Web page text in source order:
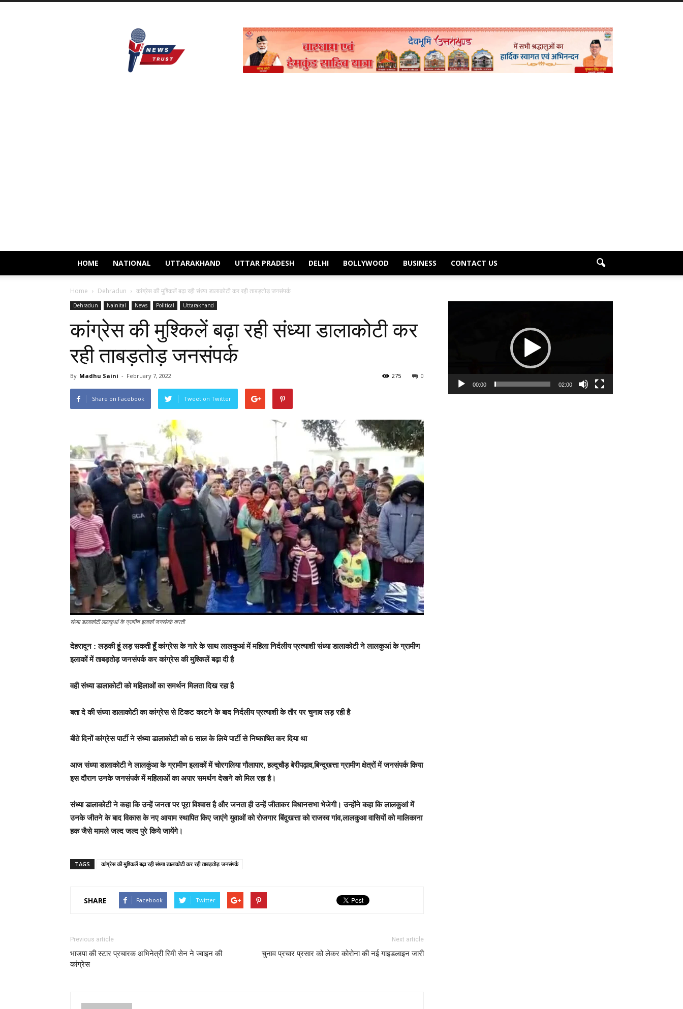
Newstrust.live
HOME NATIONAL UTTARAKHAND UTTAR PRADESH DELHI BOLLYWOOD BUSINESS CONTACT US
Home Dehradun कांग्रेस की मुश्किलें बढ़ा रही संध्या डालाकोटी कर रही ताबड़तोड़ जनसंपर्क
Dehradun Nainital News Political Uttarakhand
कांग्रेस की मुश्किलें बढ़ा रही संध्या डालाकोटी कर
रही ताबड़तोड़ जनसंपर्क
By Madhu Saini - February 7, 2022 0
275
Share on Facebook Tweet on Twitter
संध्या डालाकोटी लालकुआं के ग्रामीण इलाकों जनसंपर्क करती
देहरादून : लड़की हूं लड़ सकती हूँ कांग्रेस के नारे के साथ लालकुआं में महिला निर्दलीय प्रत्याशी संध्या डालाकोटी ने लालकुआं के ग्रामीण
इलाकों में ताबड़तोड़ जनसंपर्क कर कांग्रेस की मुश्किलें बढ़ा दी है
वही संध्या डालाकोटी को महिलाओं का समर्थन मिलता दिख रहा है
बता दे की संध्या डालाकोटी का कांग्रेस से टिकट काटने के बाद निर्दलीय प्रत्याशी के तौर पर चुनाव लड़ रही है
बीते दिनों कांग्रेस पार्टी ने संध्या डालाकोटी को 6 साल के लिये पार्टी से निष्काषित कर दिया था
आज संध्या डालाकोटी ने लालकुंआ के ग्रामीण इलाकों में चोरगलिया गौलापार, हल्दूचौड़ बेरीपढ़ाव,बिन्दूखत्ता ग्रामीण क्षेत्रों में जनसंपर्क किया
इस दौरान उनके जनसंपर्क में महिलाओं का अपार समर्थन देखने को मिल रहा है।
संध्या डालाकोटी ने कहा कि उन्हें जनता पर पूरा विश्वास है और जनता ही उन्हें जीताकर विधानसभा भेजेगी। उन्होंने कहा कि लालकुआं में
उनके जीतने के बाद विकास के नए आयाम स्थापित किए जाएंगे युवाओं को रोजगार बिंदुखत्ता को राजस्व गांव,लालकुआ वासियों को मालिकाना
हक जैसे मामले जल्द जल्द पुरे किये जायेंगे।
TAGS कांग्रेस की मुश्किलें बढ़ा रही संध्या डालाकोटी कर रही ताबड़तोड़ जनसंपर्क
SHARE Facebook Twitter
Previous article
भाजपा की स्टार प्रचारक अभिनेत्री रिमी सेन ने ज्वाइन की
कांग्रेस
Next article
चुनाव प्रचार प्रसार को लेकर कोरोना की नई गाइडलाइन जारी
00:00 02:00